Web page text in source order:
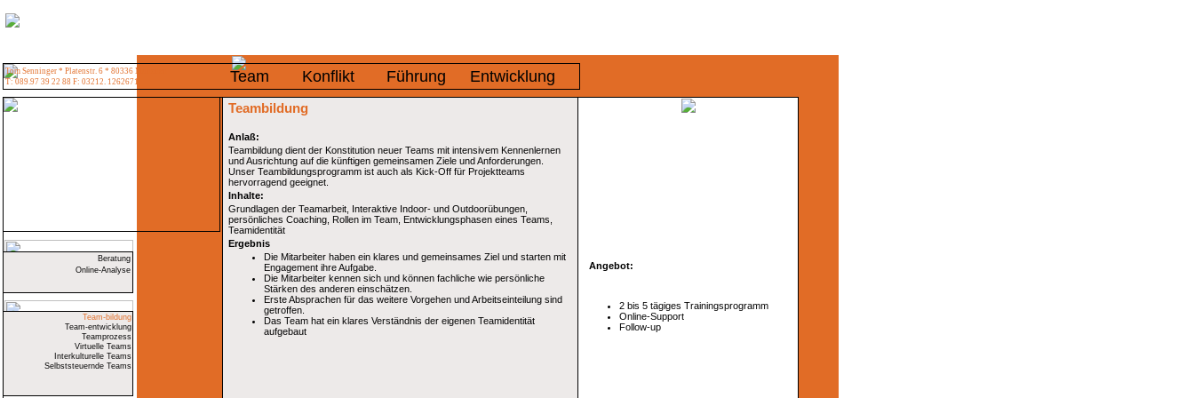
Tom Senninger * Platenstr. 6 * 80336 München
T: 089.97 39 22 88 F: 03212. 1262671
Team Konflikt Führung Entwicklung
Teambildung
Anlaß:
Teambildung dient der Konstitution neuer Teams mit intensivem Kennenlernen
und Ausrichtung auf die künftigen gemeinsamen Ziele und Anforderungen.
Unser Teambildungsprogramm ist auch als Kick-Off für Projektteams
hervorragend geeignet.
Inhalte:
Grundlagen der Teamarbeit, Interaktive Indoor- und Outdoorübungen,
persönliches Coaching, Rollen im Team, Entwicklungsphasen eines Teams,
Teamidentität
Ergebnis
Die Mitarbeiter haben ein klares und gemeinsames Ziel und starten mit
Engagement ihre Aufgabe.
Die Mitarbeiter kennen sich und können fachliche wie persönliche
Stärken des anderen einschätzen.
Erste Absprachen für das weitere Vorgehen und Arbeitseinteilung sind
getroffen.
Das Team hat ein klares Verständnis der eigenen Teamidentität
aufgebaut
Angebot:
2 bis 5 tägiges Trainingsprogramm
Online-Support
Follow-up
Beratung
Online-Analyse
Team-bildung
Team-entwicklung
Teamprozess
Virtuelle Teams
Interkulturelle Teams
Selbststeuernde Teams